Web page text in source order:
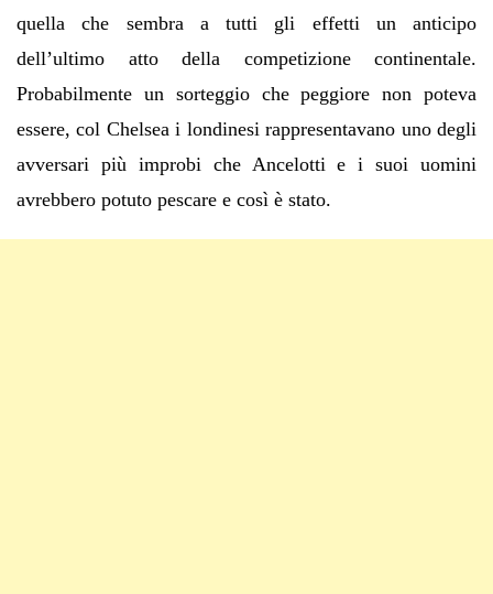
quella che sembra a tutti gli effetti un anticipo
dell’ultimo atto della competizione continentale.
Probabilmente un sorteggio che peggiore non poteva
essere, col Chelsea i londinesi rappresentavano uno degli
avversari più improbi che Ancelotti e i suoi uomini
avrebbero potuto pescare e così è stato.